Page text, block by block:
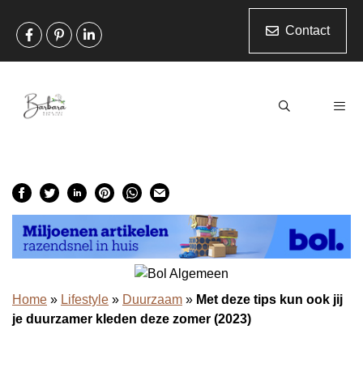
naar
Contact
Home » Lifestyle » Duurzaam » Met deze tips kun ook jij
je duurzamer kleden deze zomer (2023)